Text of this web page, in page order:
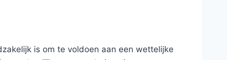
is om te voldoen aan een wettelijke